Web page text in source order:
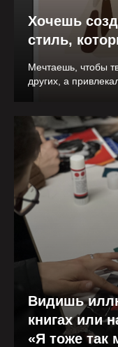
Хочешь
стиль,
Мечтаешь, чтобы
других, а
Видишь
книгах или
«Я тоже так